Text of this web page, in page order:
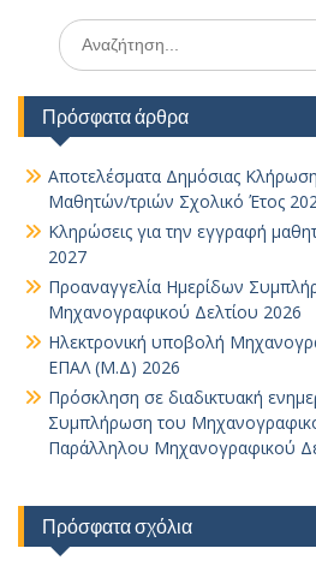
Search
for:
Πρόσφατα άρθρα
Αποτελέσματα Δημόσιας
Μαθητών/τριών Σχολικό Έτος
Κληρώσεις για την εγγραφή
2027
Προαναγγελία Ημερίδων
Μηχανογραφικού Δελτίου 2026
Ηλεκτρονική υποβολή
ΕΠΑΛ (Μ.Δ) 2026
Πρόσκληση σε διαδικτυακή
Συμπλήρωση του
Παράλληλου Μηχανογραφικού
Πρόσφατα σχόλια